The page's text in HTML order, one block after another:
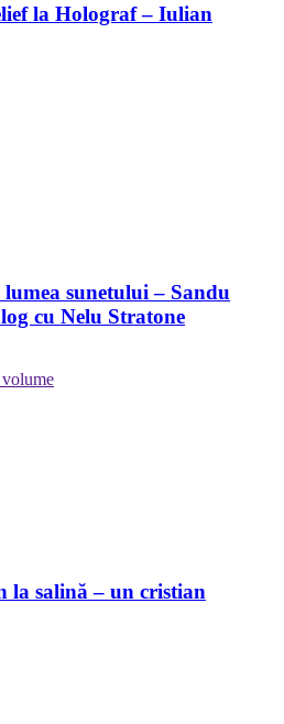
la Holograf – Iulian
sunetului – Sandu
cu Nelu Stratone
la salină – un cristian